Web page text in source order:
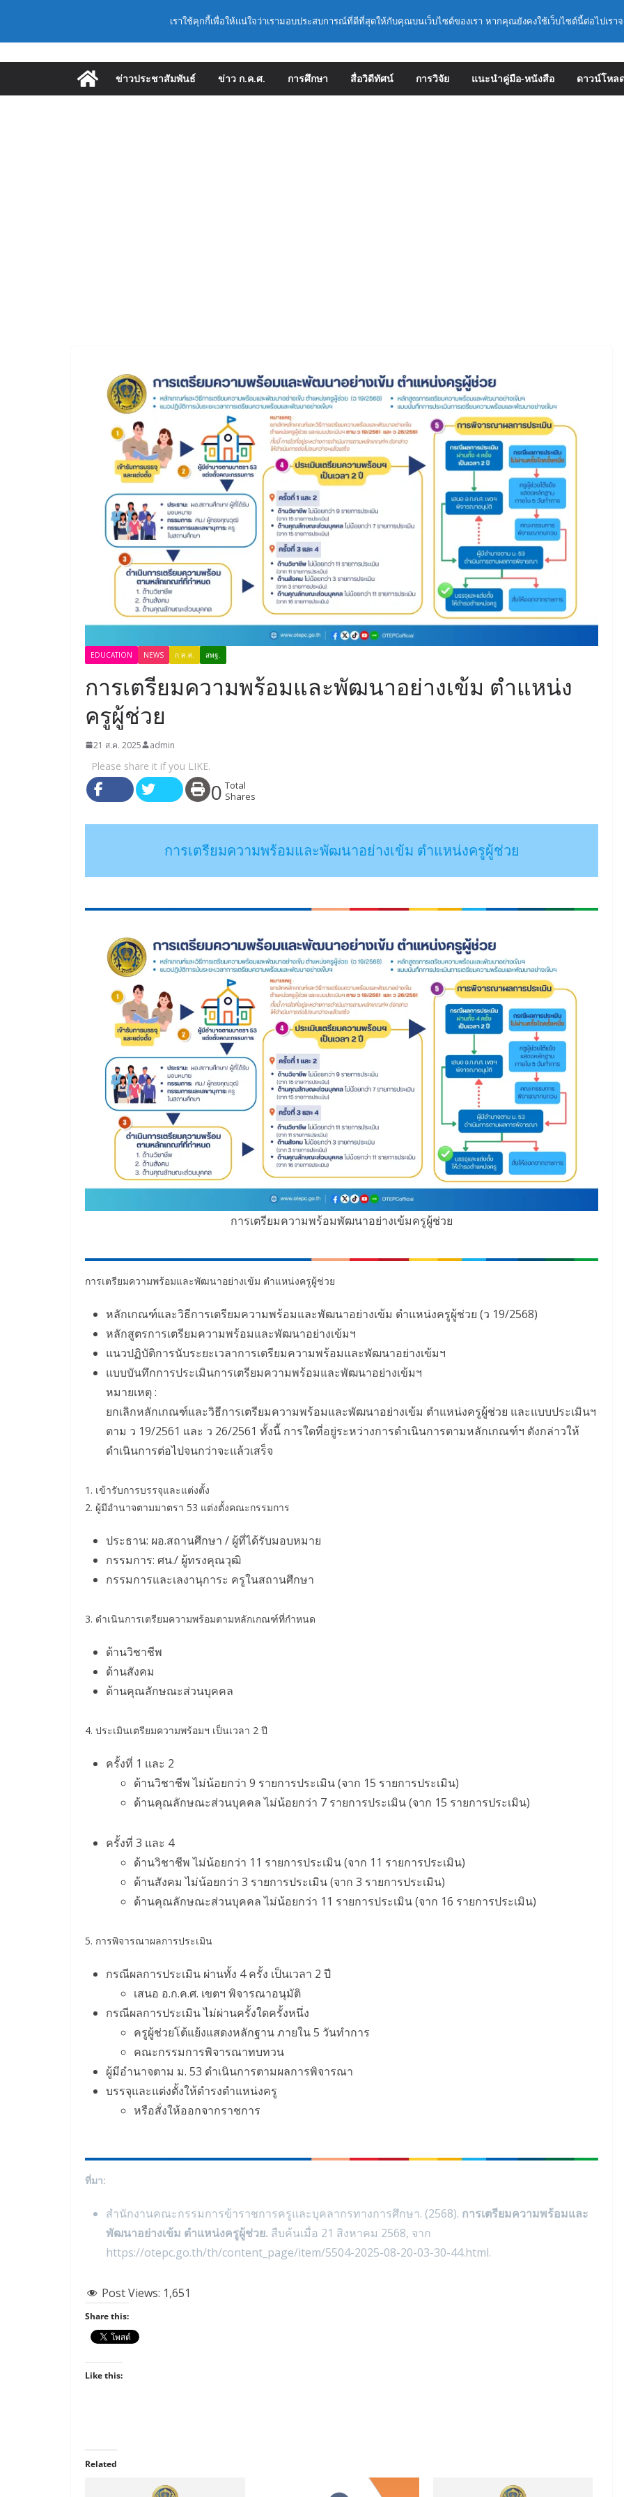
Latest: ก.ค.ศ. เห็นชอบ รายละเอียดการดำเนินการคัดเลือกบุคคลเพื่อบรรจุ
และแต่งตั้งให้ดำรงตำแหน่งรองผู้อำนวยการสถานศึกษา และผู้
อำนวยการสถานศึกษา สังกัดสำนักงานคณะกรรมการการศึกษาขั้น
ก.ค.ศ. | ว 12/2568 หลักเกณฑ์และวิธีการคัดเลือกบุคคลเพื่อบรรจุ
และแต่งตั้งให้ดำรงตำแหน่งรองผู้อำนวยการสถานศึกษาและผู้
อำนวยการสถานศึกษา สังกัดกระทรวงศึกษาธิการ
ข่าวประชาสัมพันธ์ ข่าว ก.ค.ศ. การศึกษา สื่อวิดีทัศน์ การวิจัย แนะนำคู่มือ-หนังสือ ดาวน์โหล
EDUCATION NEWS ก.ค.ศ. สพฐ.
การเตรียมความพร้อมและพัฒนาอย่างเข้ม ตำแหน่ง
ครูผู้ช่วย
21 ส.ค. 2025 admin
Please share it if you LIKE.
0 Total
Shares
การเตรียมความพร้อมและพัฒนาอย่างเข้ม ตำแหน่งครูผู้ช่วย
การเตรียมความพร้อมพัฒนาอย่างเข้มครูผู้ช่วย
การเตรียมความพร้อมและพัฒนาอย่างเข้ม ตำแหน่งครูผู้ช่วย
หลักเกณฑ์และวิธีการเตรียมความพร้อมและพัฒนาอย่างเข้ม ตำแหน่งครูผู้ช่วย (ว 19/2568)
หลักสูตรการเตรียมความพร้อมและพัฒนาอย่างเข้มฯ
แนวปฏิบัติการนับระยะเวลาการเตรียมความพร้อมและพัฒนาอย่างเข้มฯ
แบบบันทึกการประเมินการเตรียมความพร้อมและพัฒนาอย่างเข้มฯ
หมายเหตุ :
ยกเลิกหลักเกณฑ์และวิธีการเตรียมความพร้อมและพัฒนาอย่างเข้ม ตำแหน่งครูผู้ช่วย และแบบประเมินฯ
ตาม ว 19/2561 และ ว 26/2561 ทั้งนี้ การใดที่อยู่ระหว่างการดำเนินการตามหลักเกณฑ์ฯ ดังกล่าวให้
ดำเนินการต่อไปจนกว่าจะแล้วเสร็จ
1. เข้ารับการบรรจุและแต่งตั้ง
2. ผู้มีอำนาจตามมาตรา 53 แต่งตั้งคณะกรรมการ
ประธาน: ผอ.สถานศึกษา / ผู้ที่ได้รับมอบหมาย
กรรมการ: ศน./ ผู้ทรงคุณวุฒิ
กรรมการและเลงานุการะ ครูในสถานศึกษา
3. ดำเนินการเตรียมความพร้อมตามหลักเกณฑ์ที่กำหนด
ด้านวิชาชีพ
ด้านสังคม
ด้านคุณลักษณะส่วนบุคคล
4. ประเมินเตรียมความพร้อมฯ เป็นเวลา 2 ปี
ครั้งที่ 1 และ 2
ด้านวิชาชีพ ไม่น้อยกว่า 9 รายการประเมิน (จาก 15 รายการประเมิน)
ด้านคุณลักษณะส่วนบุคคล ไม่น้อยกว่า 7 รายการประเมิน (จาก 15 รายการประเมิน)
ครั้งที่ 3 และ 4
ด้านวิชาชีพ ไม่น้อยกว่า 11 รายการประเมิน (จาก 11 รายการประเมิน)
ด้านสังคม ไม่น้อยกว่า 3 รายการประเมิน (จาก 3 รายการประเมิน)
ด้านคุณลักษณะส่วนบุคคล ไม่น้อยกว่า 11 รายการประเมิน (จาก 16 รายการประเมิน)
5. การพิจารณาผลการประเมิน
กรณีผลการประเมิน ผ่านทั้ง 4 ครั้ง เป็นเวลา 2 ปี
เสนอ อ.ก.ค.ศ. เขตฯ พิจารณาอนุมัติ
กรณีผลการประเมิน ไม่ผ่านครั้งใดครั้งหนึ่ง
ครูผู้ช่วยโต้แย้งแสดงหลักฐาน ภายใน 5 วันทำการ
คณะกรรมการพิจารณาทบทวน
ผู้มีอำนาจตาม ม. 53 ดำเนินการตามผลการพิจารณา
บรรจุและแต่งตั้งให้ดำรงตำแหน่งครู
หรือสั่งให้ออกจากราชการ
ที่มา:
สำนักงานคณะกรรมการข้าราชการครูและบุคลากรทางการศึกษา. (2568). การเตรียมความพร้อมและ
พัฒนาอย่างเข้ม ตำแหน่งครูผู้ช่วย. สืบค้นเมื่อ 21 สิงหาคม 2568, จาก
https://otepc.go.th/th/content_page/item/5504-2025-08-20-03-30-44.html.
Post Views: 1,651
Share this:
Like this:
Related
เราใช้คุกกี้เพื่อให้แน่ใจว่าเรามอบประสบการณ์ที่ดีที่สุดให้กับคุณบนเว็บไซต์ของเรา หากคุณยังคงใช้เว็บไซต์นี้ต่อไปเร